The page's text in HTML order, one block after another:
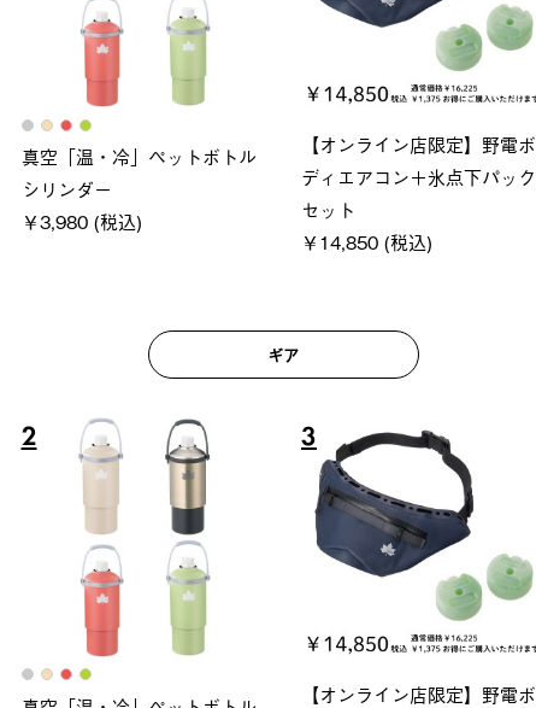
ソーラーブロック 風抜きQセ
ットタープ 200-BG
￥18,800 (税込)
グランベーシック スペースベ
ース・オクタゴン-BJ
￥209,000 (税込)
ギア
6
ソーラーブロック 風抜きQセ
7
グランベーシック スペースベ